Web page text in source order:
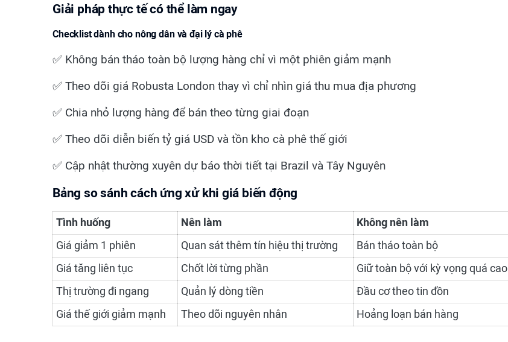
Giải pháp thực tế có thể làm ngay
Checklist dành cho nông dân và đại lý cà phê
✅ Không bán tháo toàn bộ lượng hàng chỉ vì một phiên giảm mạnh
✅ Theo dõi giá Robusta London thay vì chỉ nhìn giá thu mua địa phương
✅ Chia nhỏ lượng hàng để bán theo từng giai đoạn
✅ Theo dõi diễn biến tỷ giá USD và tồn kho cà phê thế giới
✅ Cập nhật thường xuyên dự báo thời tiết tại Brazil và Tây Nguyên
Bảng so sánh cách ứng xử khi giá biến động
Tình huống Nên làm
Không nên làm
Giá giảm 1 phiên
Quan sát thêm tín hiệu thị trường
Bán tháo toàn bộ
Giá tăng liên tục
Chốt lời từng phần
Giữ toàn bộ với kỳ vọng quá cao
Thị trường đi ngang
Quản lý dòng tiền
Đầu cơ theo tin đồn
Giá thế giới giảm mạnh
Theo dõi nguyên nhân Hoảng loạn bán hàng